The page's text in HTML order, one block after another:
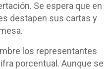
Se espera que en
destapen sus cartas y
los representantes
porcentual. Aunque se